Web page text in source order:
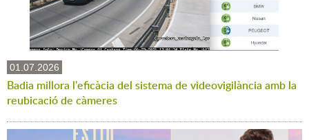
01.07.2026
Badia millora l'eficàcia del sistema de videovigilància amb la
reubicació de càmeres